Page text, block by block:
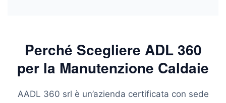
Perché Scegliere ADL 360
per la Manutenzione Caldaie
AADL 360 srl è un’azienda certificata con sede